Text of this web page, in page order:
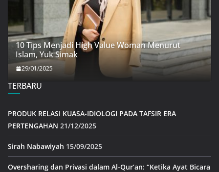
10 Tips Menjadi High Value Woman Menurut
Islam, Yuk Simak
29/01/2025
TERBARU
PRODUK RELASI KUASA-IDIOLOGI PADA TAFSIR ERA
PERTENGAHAN 21/12/2025
Sirah Nabawiyah 15/09/2025
Oversharing dan Privasi dalam Al-Qur’an: “Ketika Ayat Bicara